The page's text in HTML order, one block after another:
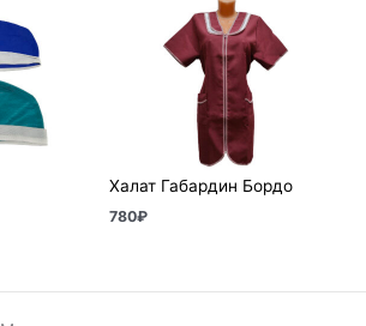
Халат Габардин Бордо
780₽